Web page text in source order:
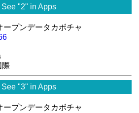
See "2" in Apps
ープンデータカボチャ
際
See "3" in Apps
ープンデータカボチャ